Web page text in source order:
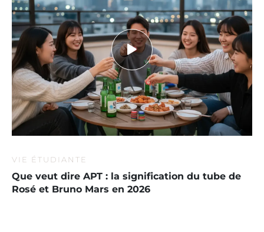
VIE ÉTUDIANTE
Que veut dire APT : la signification du tube de
Rosé et Bruno Mars en 2026